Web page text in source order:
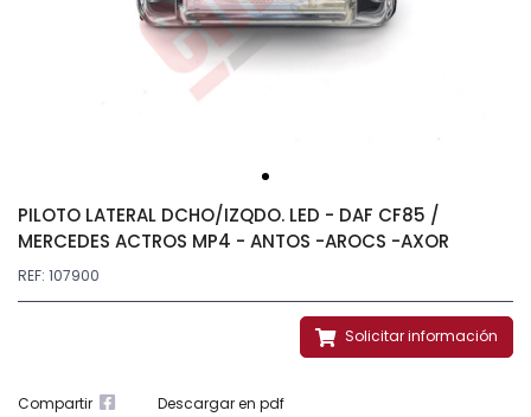
PILOTO LATERAL DCHO/IZQDO. LED - DAF CF85 /
MERCEDES ACTROS MP4 - ANTOS -AROCS -AXOR
REF: 107900
Solicitar información
Compartir Descargar en pdf